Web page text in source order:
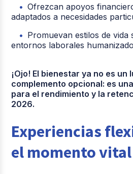
Ofrezcan apoyos
adaptados a necesidades
Promuevan estilos de vida
entornos laborales
¡Ojo! El bienestar ya no es un
complemento opcional: es
para el rendimiento y la
2026.
Experiencias
el momento vital